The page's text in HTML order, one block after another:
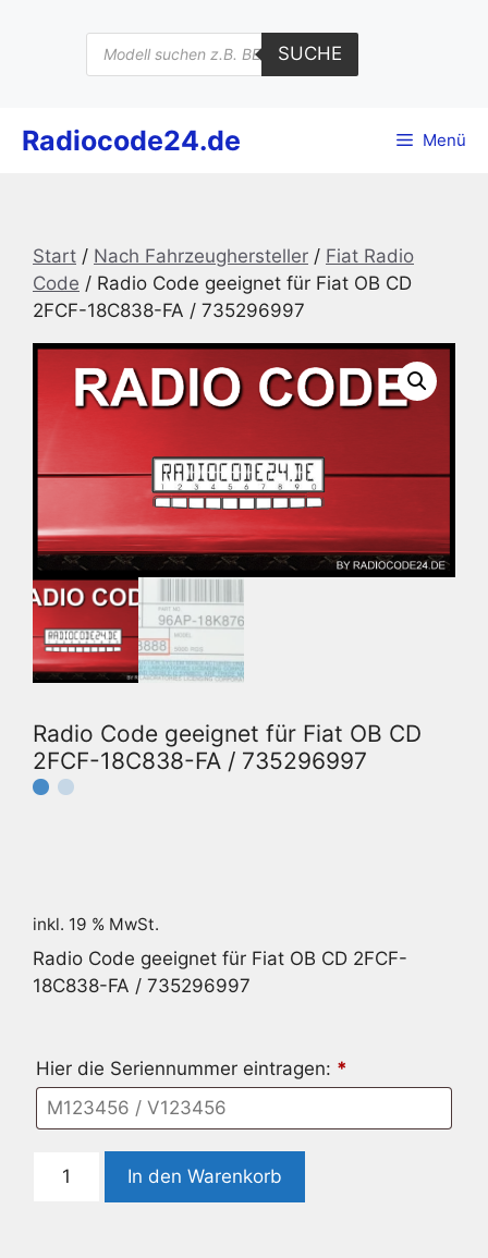
Products
search
SUCHE
Radiocode24.de Menü
Start / Nach Fahrzeughersteller / Fiat Radio
Code / Radio Code geeignet für Fiat OB CD
2FCF-18C838-FA / 735296997
Radio Code geeignet für Fiat OB CD
2FCF-18C838-FA / 735296997
inkl. 19 % MwSt.
Radio Code geeignet für Fiat OB CD 2FCF-
18C838-FA / 735296997
Hier die Seriennummer eintragen: *
Code
In den Warenkorb